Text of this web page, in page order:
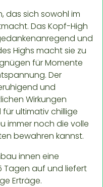
das sich sowohl im
Das Kopf-High
und
Highs macht sie zu
für Momente
Der
und
Wirkungen
ultimativ chillige
immer noch die volle
bewahren kannst.
innen eine
Tagen auf und liefert
Erträge.